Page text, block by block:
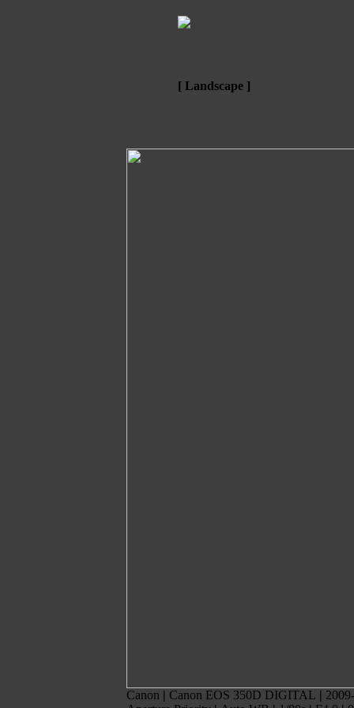
[ Landscape ]
Canon | Canon EOS 350D DIGITAL |